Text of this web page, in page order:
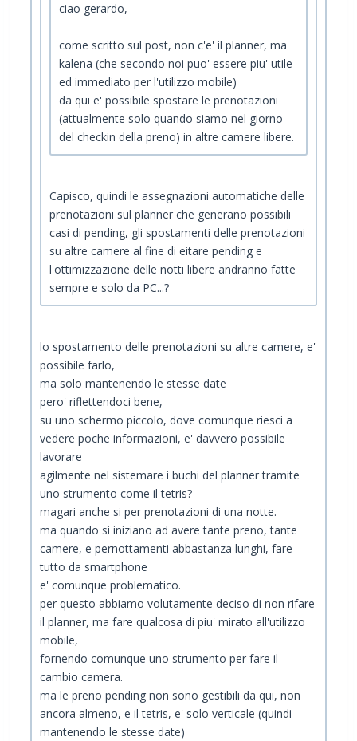
ciao gerardo,
come scritto sul post, non c'e' il planner, ma
kalena (che secondo noi puo' essere piu' utile
ed immediato per l'utilizzo mobile)
da qui e' possibile spostare le prenotazioni
(attualmente solo quando siamo nel giorno
del checkin della preno) in altre camere libere.
Capisco, quindi le assegnazioni automatiche delle
prenotazioni sul planner che generano possibili
casi di pending, gli spostamenti delle prenotazioni
su altre camere al fine di eitare pending e
l'ottimizzazione delle notti libere andranno fatte
sempre e solo da PC...?
lo spostamento delle prenotazioni su altre camere, e'
possibile farlo,
ma solo mantenendo le stesse date
pero' riflettendoci bene,
su uno schermo piccolo, dove comunque riesci a
vedere poche informazioni, e' davvero possibile
lavorare
agilmente nel sistemare i buchi del planner tramite
uno strumento come il tetris?
magari anche si per prenotazioni di una notte.
ma quando si iniziano ad avere tante preno, tante
camere, e pernottamenti abbastanza lunghi, fare
tutto da smartphone
e' comunque problematico.
per questo abbiamo volutamente deciso di non rifare
il planner, ma fare qualcosa di piu' mirato all'utilizzo
mobile,
fornendo comunque uno strumento per fare il
cambio camera.
ma le preno pending non sono gestibili da qui, non
ancora almeno, e il tetris, e' solo verticale (quindi
mantenendo le stesse date)